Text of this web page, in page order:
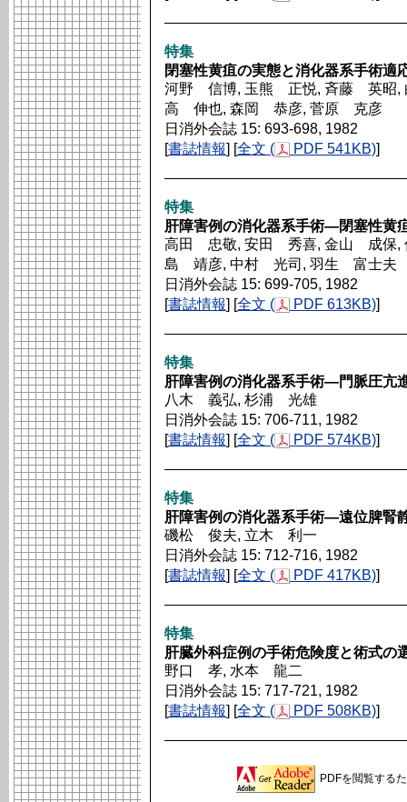
特集
閉塞性黄疽の実態と消化器系手術適
河野 信博, 玉熊 正悦, 斉藤 英昭
高 伸也, 森岡 恭彦, 菅原 克彦
日消外会誌 15: 693-698, 1982
[書誌情報] [全文 ( PDF 541KB)]
特集
肝障害例の消化器系手術―閉塞性黄
高田 忠敬, 安田 秀喜, 金山 成保,
島 靖彦, 中村 光司, 羽生 富士夫
日消外会誌 15: 699-705, 1982
[書誌情報] [全文 ( PDF 613KB)]
特集
肝障害例の消化器系手術―門脈圧亢
八木 義弘, 杉浦 光雄
日消外会誌 15: 706-711, 1982
[書誌情報] [全文 ( PDF 574KB)]
特集
肝障害例の消化器系手術―遠位脾腎
磯松 俊夫, 立木 利一
日消外会誌 15: 712-716, 1982
[書誌情報] [全文 ( PDF 417KB)]
特集
肝臓外科症例の手術危険度と術式の
野口 孝, 水本 龍二
日消外会誌 15: 717-721, 1982
[書誌情報] [全文 ( PDF 508KB)]
PDFを閲覧する